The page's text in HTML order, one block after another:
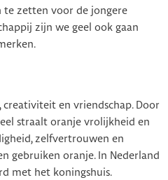
te zetten voor de jongere
zijn we geel ook gaan
en vriendschap. Door
straalt oranje vrolijkheid en
zelfvertrouwen en
gebruiken oranje. In Nederland
met het koningshuis.